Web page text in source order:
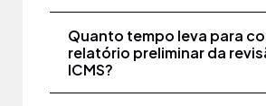
Quanto tempo leva para
relatório preliminar da
ICMS?